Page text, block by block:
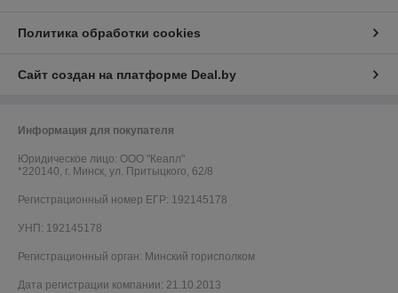
Политика обработки cookies
Сайт создан на платформе Deal.by
Информация для покупателя
Юридическое лицо: ООО "Кеапл"
*220140, г. Минск, ул. Притыцкого, 62/8
Регистрационный номер ЕГР: 192145178
УНП: 192145178
Регистрационный орган: Минский горисполком
Дата регистрации компании: 21.10.2013